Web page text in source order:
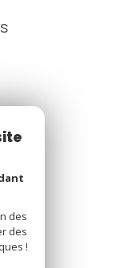
des
des
!